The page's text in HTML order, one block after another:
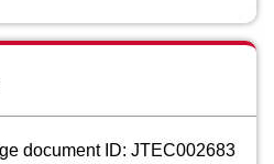
document ID: JTEC002683